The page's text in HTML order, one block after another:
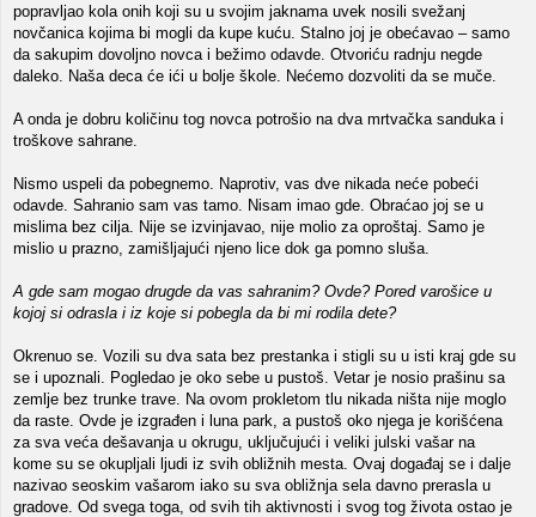
popravljao kola onih koji su u svojim jaknama uvek nosili svežanj
novčanica kojima bi mogli da kupe kuću. Stalno joj je obećavao – samo
da sakupim dovoljno novca i bežimo odavde. Otvoriću radnju negde
daleko. Naša deca će ići u bolje škole. Nećemo dozvoliti da se muče.
A onda je dobru količinu tog novca potrošio na dva mrtvačka sanduka i
troškove sahrane.
Nismo uspeli da pobegnemo. Naprotiv, vas dve nikada neće pobeći
odavde. Sahranio sam vas tamo. Nisam imao gde. Obraćao joj se u
mislima bez cilja. Nije se izvinjavao, nije molio za oproštaj. Samo je
mislio u prazno, zamišljajući njeno lice dok ga pomno sluša.
A gde sam mogao drugde da vas sahranim? Ovde? Pored varošice u
kojoj si odrasla i iz koje si pobegla da bi mi rodila dete?
Okrenuo se. Vozili su dva sata bez prestanka i stigli su u isti kraj gde su
se i upoznali. Pogledao je oko sebe u pustoš. Vetar je nosio prašinu sa
zemlje bez trunke trave. Na ovom prokletom tlu nikada ništa nije moglo
da raste. Ovde je izgrađen i luna park, a pustoš oko njega je korišćena
za sva veća dešavanja u okrugu, uključujući i veliki julski vašar na
kome su se okupljali ljudi iz svih obližnih mesta. Ovaj događaj se i dalje
nazivao seoskim vašarom iako su sva obližnja sela davno prerasla u
gradove. Od svega toga, od svih tih aktivnosti i svog tog života ostao je